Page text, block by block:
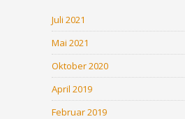
Juli 2021
Mai 2021
Oktober 2020
April 2019
Februar 2019